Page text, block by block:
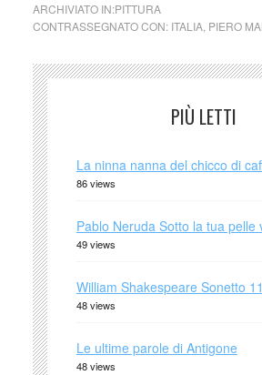
ARCHIVIATO IN:PITTURA
CONTRASSEGNATO CON: ITALIA, PIERO
PIÙ LETTI
La ninna nanna del chicco di
86 views
Pablo Neruda Sotto la tua pelle
49 views
William Shakespeare Sonetto
48 views
Le ultime parole di Antigone
48 views